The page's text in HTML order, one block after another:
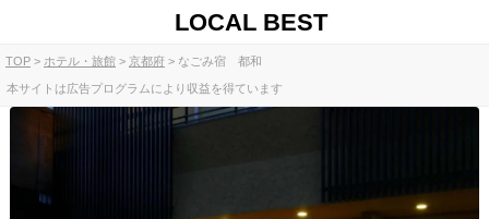
LOCAL BEST
TOP ホテル・旅館 京都府 なごみ宿 都和
本サイトは広告プログラムにより収益を得ています